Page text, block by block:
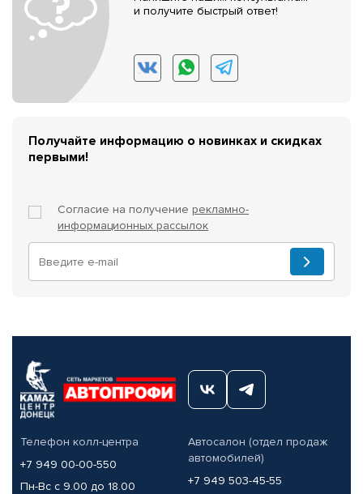
и получите быстрый ответ!
Получайте информацию о новинках и скидках
первыми!
Согласие на получение рекламно-
информационных рассылок
Телефон колл-центра
+7 949 00-00-550
Пн-Вс с 9.00 до 18.00
Автосалон (отдел продаж
автомобилей)
+7 949 503-45-55